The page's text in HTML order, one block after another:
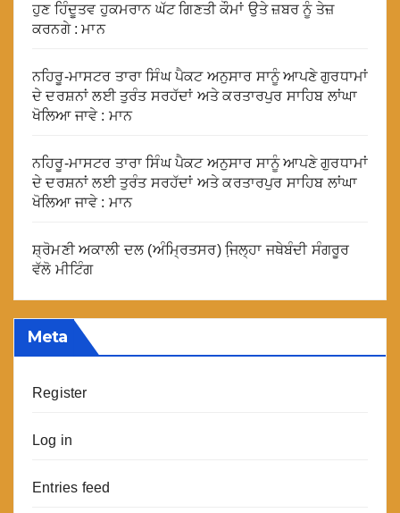
ਹੁਣ ਹਿੰਦੂਤਵ ਹੁਕਮਰਾਨ ਘੱਟ ਗਿਣਤੀ ਕੌਮਾਂ ਉਤੇ ਜ਼ਬਰ ਨੂੰ ਤੇਜ਼
ਕਰਨਗੇ : ਮਾਨ
ਨਹਿਰੂ-ਮਾਸਟਰ ਤਾਰਾ ਸਿੰਘ ਪੈਕਟ ਅਨੁਸਾਰ ਸਾਨੂੰ ਆਪਣੇ ਗੁਰਧਾਮਾਂ
ਦੇ ਦਰਸ਼ਨਾਂ ਲਈ ਤੁਰੰਤ ਸਰਹੱਦਾਂ ਅਤੇ ਕਰਤਾਰਪੁਰ ਸਾਹਿਬ ਲਾਂਘਾ
ਖੋਲਿਆ ਜਾਵੇ : ਮਾਨ
ਨਹਿਰੂ-ਮਾਸਟਰ ਤਾਰਾ ਸਿੰਘ ਪੈਕਟ ਅਨੁਸਾਰ ਸਾਨੂੰ ਆਪਣੇ ਗੁਰਧਾਮਾਂ
ਦੇ ਦਰਸ਼ਨਾਂ ਲਈ ਤੁਰੰਤ ਸਰਹੱਦਾਂ ਅਤੇ ਕਰਤਾਰਪੁਰ ਸਾਹਿਬ ਲਾਂਘਾ
ਖੋਲਿਆ ਜਾਵੇ : ਮਾਨ
ਸ਼੍ਰੋਮਣੀ ਅਕਾਲੀ ਦਲ (ਅੰਮ੍ਰਿਤਸਰ) ਜਿ਼ਲ੍ਹਾ ਜਥੇਬੰਦੀ ਸੰਗਰੂਰ
ਵੱਲੋ ਮੀਟਿੰਗ
Meta
Register
Log in
Entries feed